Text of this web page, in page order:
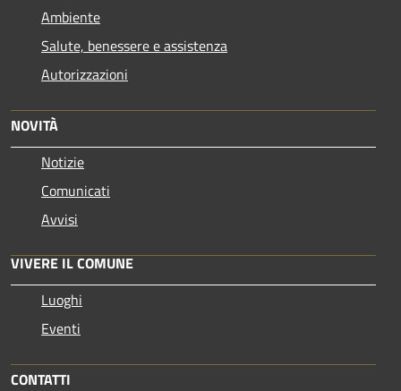
Ambiente
Salute, benessere e assistenza
Autorizzazioni
NOVITÀ
Notizie
Comunicati
Avvisi
VIVERE IL COMUNE
Luoghi
Eventi
CONTATTI